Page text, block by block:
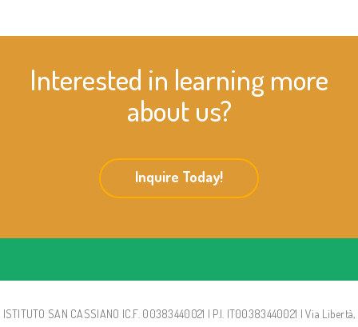
Interested in learning more
about us?
Inquire Today!
ISTITUTO SAN CASSIANO |C.F. 00383440021 | P.I. IT00383440021 | Via Libertà,